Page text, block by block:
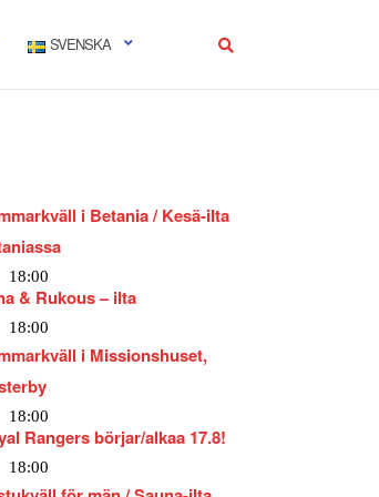
SVENSKA
i Betania / Kesä-ilta
& Rukous – ilta
i Missionshuset,
Rangers börjar/alkaa 17.8!